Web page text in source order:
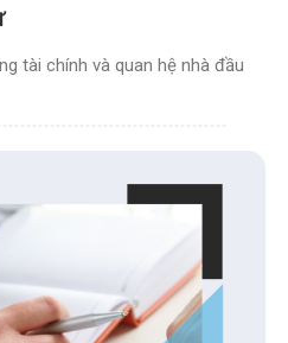
tài chính và quan hệ nhà đầu